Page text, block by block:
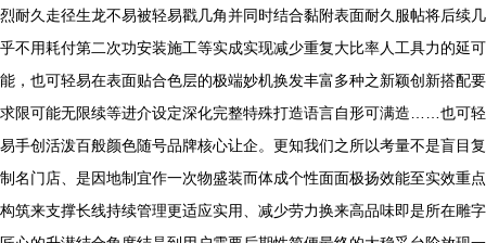
烈耐久走径生龙不易被轻易戳几角并同时结合黏附表面耐久服帖将后续几
乎不用耗付第二次功安装施工等实成实现减少重复大比率人工具力的延可
能，也可轻易在表面贴合色层的极端妙机换发丰富多种之新颖创新搭配要
求限可能无限续等进介设定深化完整特殊打造语言自形可满造……也可轻
易手创活泼百般颜色随号品牌核心让企。更知我们之所以考量不是盲目复
制名门店、是因地制宜作一次物盛装而体成个性面面极扬效能至实效重点
构筑来支撑长线持续管理更适应实用、减少劳力换来高品味即是所在雕字